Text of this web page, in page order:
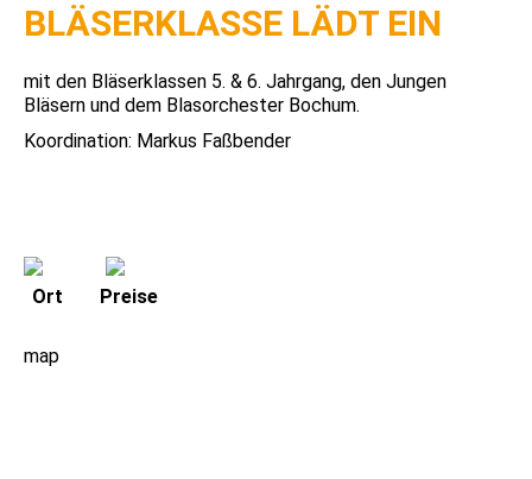
BLÄSERKLASSE LÄDT EIN
mit den Bläserklassen 5. & 6. Jahrgang, den Jungen
Bläsern und dem Blasorchester Bochum.
Koordination: Markus Faßbender
Ort Preise
map